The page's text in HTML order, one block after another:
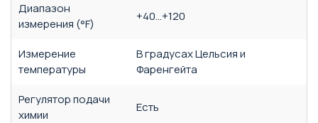
Диапазон
измерения (°F)
+40…+120
Измерение
температуры
В градусах Цельсия и
Фаренгейта
Регулятор подачи
химии
Есть